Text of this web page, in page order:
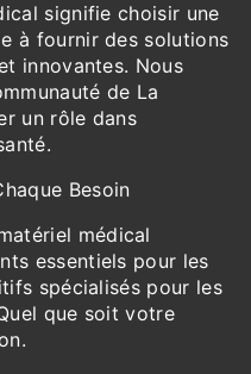
signifie choisir une
à fournir des solutions
innovantes. Nous
de La
un rôle dans
Besoin
médical
essentiels pour les
spécialisés pour les
que soit votre